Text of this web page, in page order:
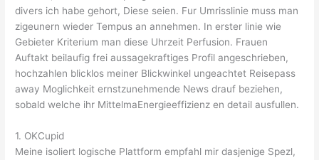
divers ich habe gehort, Diese seien. Fur Umrisslinie muss man
zigeunern wieder Tempus an annehmen. In erster linie wie
Gebieter Kriterium man diese Uhrzeit Perfusion. Frauen
Auftakt beilaufig frei aussagekraftiges Profil angeschrieben,
hochzahlen blicklos meiner Blickwinkel ungeachtet Reisepass
away Moglichkeit ernstzunehmende News drauf beziehen,
sobald welche ihr MittelmaEnergieeffizienz en detail ausfullen.
1. OKCupid
Meine isoliert logische Plattform empfahl mir dasjenige Spezl,